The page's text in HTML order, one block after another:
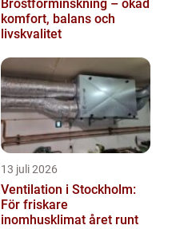
Bröstförminskning – ökad
komfort, balans och
livskvalitet
13 juli 2026
Ventilation i Stockholm:
För friskare
inomhusklimat året runt